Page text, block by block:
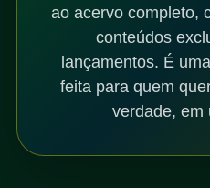
ao acervo completo,
conteúdos
lançamentos. É
feita para quem
verdade, em